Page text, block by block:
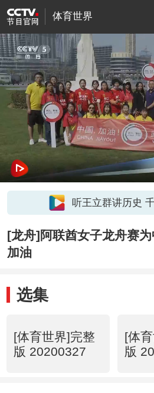
体育世界
听王立群讲历史
[龙舟]阿联酋女子龙舟赛
加油
选集
[体育世界]完整
版 20200327
[体
版